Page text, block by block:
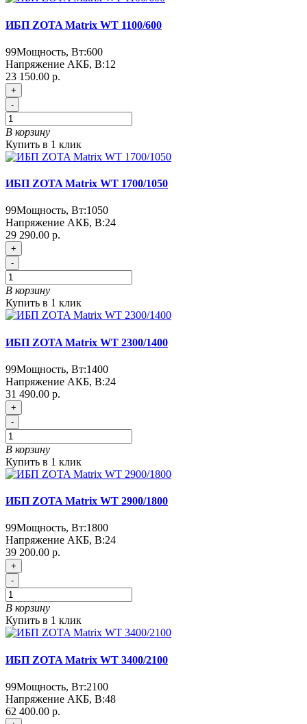
ИБП ZOTA Matrix WT 1100/600
99Мощность, Вт:600
Напряжение АКБ, В:12
23 150.00 р.
+
-
В корзину
Купить в 1 клик
ИБП ZOTA Matrix WT 1700/1050
99Мощность, Вт:1050
Напряжение АКБ, В:24
29 290.00 р.
+
-
В корзину
Купить в 1 клик
ИБП ZOTA Matrix WT 2300/1400
99Мощность, Вт:1400
Напряжение АКБ, В:24
31 490.00 р.
+
-
В корзину
Купить в 1 клик
ИБП ZOTA Matrix WT 2900/1800
99Мощность, Вт:1800
Напряжение АКБ, В:24
39 200.00 р.
+
-
В корзину
Купить в 1 клик
ИБП ZOTA Matrix WT 3400/2100
99Мощность, Вт:2100
Напряжение АКБ, В:48
62 400.00 р.